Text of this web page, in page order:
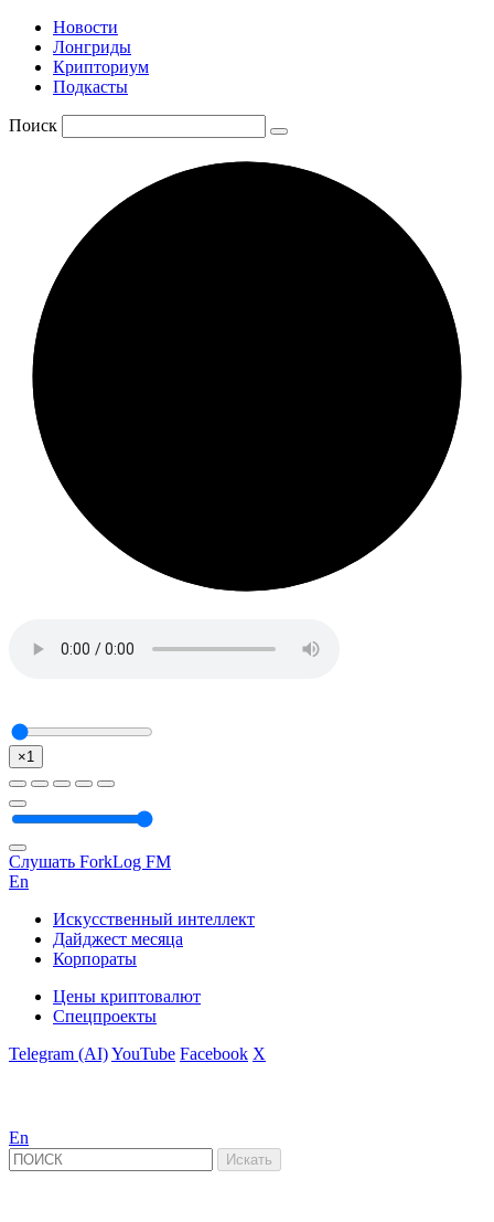
Новости
Лонгриды
Крипториум
Подкасты
Поиск
×1
Слушать ForkLog FM
En
Искусственный интеллект
Дайджест месяца
Корпораты
Цены криптовалют
Спецпроекты
Telegram (AI)YouTube Facebook X
En